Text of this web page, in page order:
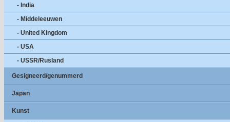
- India
- Middeleeuwen
- United Kingdom
- USA
- USSR/Rusland
Gesigneerd/genummerd
Japan
Kunst